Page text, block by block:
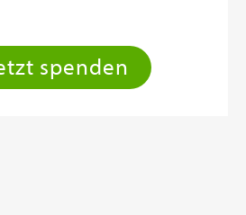
spenden